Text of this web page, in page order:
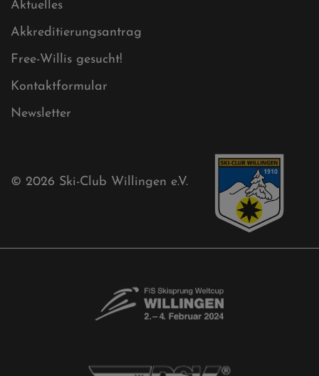
Sitemap XML
Cookies
Ski-Club
Mühlenkopfschanze
Sponsoren
Newsletter
Ski-Club Willingen e.V.